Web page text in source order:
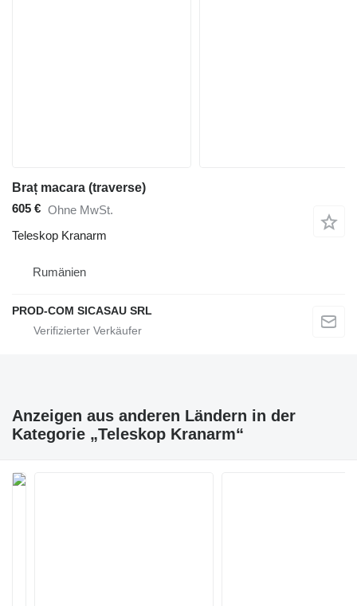
Braț macara (traverse)
605 € Ohne MwSt.
Teleskop Kranarm
Rumänien
PROD-COM SICASAU SRL
Anzeigen aus anderen Ländern in der
Kategorie „Teleskop Kranarm“